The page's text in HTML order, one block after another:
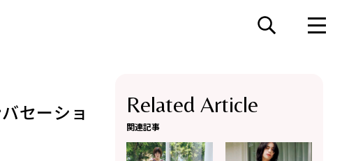
セーショ
Related Article
関連記事